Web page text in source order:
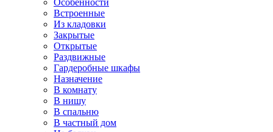
Особенности
Встроенные
Из кладовки
Закрытые
Открытые
Раздвижные
Гардеробные шкафы
Назначение
В комнату
В нишу
В спальню
В частный дом